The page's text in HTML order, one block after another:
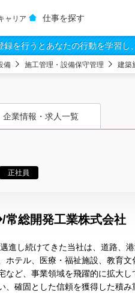
ャリア 仕事を探す
録を行うとあなたの行動を学習し
備 施工管理・設備保守管理 建築
企業情報・求人一覧
正社員
総開発工業株式会社
進し続けてきた当社は、道路、
ホテル、医療・福祉施設、教育
ど、事業領域を飛躍的に拡大し
、確固とした信頼を獲得した積